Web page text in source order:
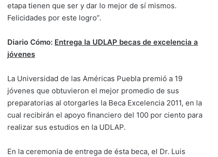
etapa tienen que ser y dar lo mejor de sí mismos.
Felicidades por este logro”.
Diario Cómo: Entrega la UDLAP becas de excelencia a
jóvenes
La Universidad de las Américas Puebla premió a 19
jóvenes que obtuvieron el mejor promedio de sus
preparatorias al otorgarles la Beca Excelencia 2011, en la
cual recibirán el apoyo financiero del 100 por ciento para
realizar sus estudios en la UDLAP.
En la ceremonia de entrega de ésta beca, el Dr. Luis